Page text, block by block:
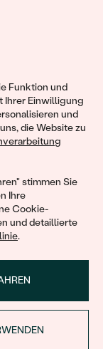
Funktion und
Ihrer Einwilligung
und
die Website zu
stimmen Sie
Ihre
Cookie-
und detaillierte
.
und